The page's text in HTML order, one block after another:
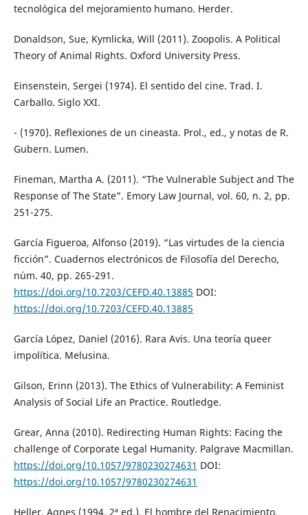
tecnológica del mejoramiento humano. Herder.
Donaldson, Sue, Kymlicka, Will (2011). Zoopolis. A Political
Theory of Animal Rights. Oxford University Press.
Einsenstein, Sergei (1974). El sentido del cine. Trad. I.
Carballo. Siglo XXI.
- (1970). Reflexiones de un cineasta. Prol., ed., y notas de R.
Gubern. Lumen.
Fineman, Martha A. (2011). “The Vulnerable Subject and The
Response of The State”. Emory Law Journal, vol. 60, n. 2, pp.
251-275.
García Figueroa, Alfonso (2019). “Las virtudes de la ciencia
ficción”. Cuadernos electrónicos de Filosofía del Derecho,
núm. 40, pp. 265-291.
https://doi.org/10.7203/CEFD.40.13885 DOI:
https://doi.org/10.7203/CEFD.40.13885
García López, Daniel (2016). Rara Avis. Una teoría queer
impolítica. Melusina.
Gilson, Erinn (2013). The Ethics of Vulnerability: A Feminist
Analysis of Social Life an Practice. Routledge.
Grear, Anna (2010). Redirecting Human Rights: Facing the
challenge of Corporate Legal Humanity. Palgrave Macmillan.
https://doi.org/10.1057/9780230274631 DOI:
https://doi.org/10.1057/9780230274631
Heller, Agnes (1994, 2ª ed.). El hombre del Renacimiento.